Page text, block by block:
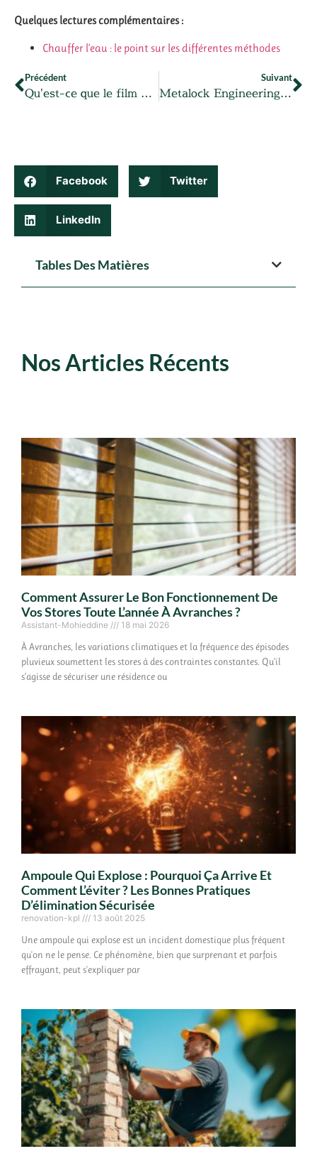
Quelques lectures complémentaires :
Chauffer l’eau : le point sur les différentes méthodes
Précédent
Qu’est-ce que le film adhesif miroir sans tain ?
Suivant
Metalock Engineering : le specialiste de la reparation des pieces en fonte
Facebook Twitter
LinkedIn
Tables Des Matières
Nos Articles Récents
Comment Assurer Le Bon Fonctionnement De
Vos Stores Toute L’année À Avranches ?
Assistant-Mohieddine 18 mai 2026
À Avranches, les variations climatiques et la fréquence des épisodes
pluvieux soumettent les stores à des contraintes constantes. Qu’il
s’agisse de sécuriser une résidence ou
Ampoule Qui Explose : Pourquoi Ça Arrive Et
Comment L’éviter ? Les Bonnes Pratiques
D’élimination Sécurisée
renovation-kpl 13 août 2025
Une ampoule qui explose est un incident domestique plus fréquent
qu'on ne le pense. Ce phénomène, bien que surprenant et parfois
effrayant, peut s'expliquer par